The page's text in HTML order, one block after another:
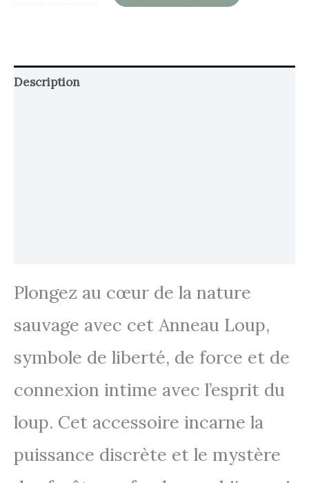
Description
Plongez au cœur de la nature
sauvage avec cet Anneau Loup,
symbole de liberté, de force et de
connexion intime avec l’esprit du
loup. Cet accessoire incarne la
puissance discrète et le mystère